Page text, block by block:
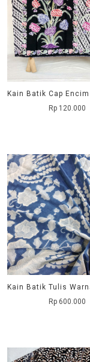
Rp 120.000
Rp 600.000